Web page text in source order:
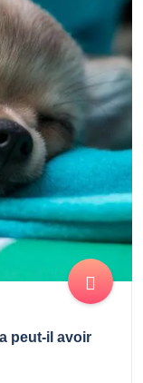
peut-il avoir